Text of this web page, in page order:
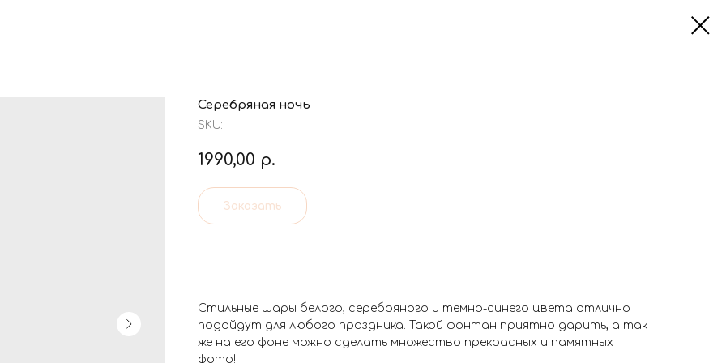
Серебряная ночь
SKU:
1990,00 р.
Заказать
Стильные шары белого, серебряного и темно-синего цвета отлично
подойдут для любого праздника. Такой фонтан приятно дарить, а так
же на его фоне можно сделать множество прекрасных и памятных
фото!